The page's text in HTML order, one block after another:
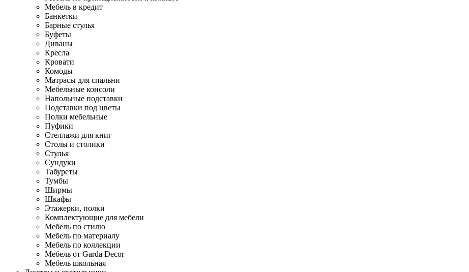
Мебель в кредит
Банкетки
Барные стулья
Буфеты
Диваны
Кресла
Кровати
Комоды
Матрасы для спальни
Мебельные консоли
Напольные подставки
Подставки под цветы
Полки мебельные
Пуфики
Стеллажи для книг
Столы и столики
Стулья
Сундуки
Табуреты
Тумбы
Ширмы
Шкафы
Этажерки, полки
Комплектующие для мебели
Мебель по стилю
Мебель по материалу
Мебель по коллекции
Мебель от Garda Decor
Мебель школьная